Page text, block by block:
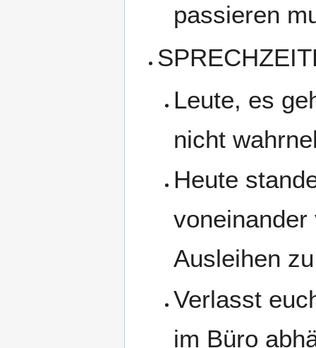
passieren
Leute, es
nicht
Heute
Ausleihen
Verlasst
im Büro